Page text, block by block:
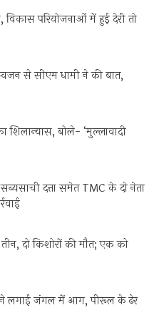
परियोजनाओं में हुई देरी तो
से सीएम धामी ने की बात,
शिलान्यास, बोले- ‘मुल्लावादी
दत्ता समेत TMC के दो नेता
दो किशोरों की मौत; एक को
ने लगाई जंगल में आग, पीरूल के ढेर